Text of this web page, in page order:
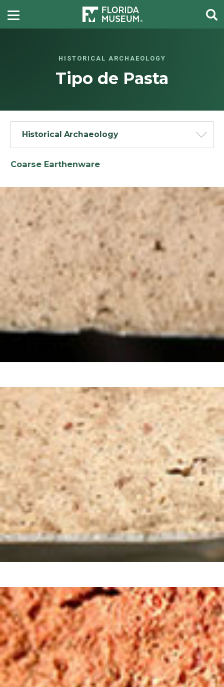
HISTORICAL ARCHAEOLOGY
Tipo de Pasta
Historical Archaeology
Como Utilizar
Introducción a la Identificación Cerámica
Lista Tipológica
Tipo de Pasta
Color de Pasta
Acabado de la Superficie/Vidriado
Técnica decorativa
Color del Fondo / Color de Diseño
Motivo Decorativo
Sobre la Colección
Bibliografía
Coarse Earthenware